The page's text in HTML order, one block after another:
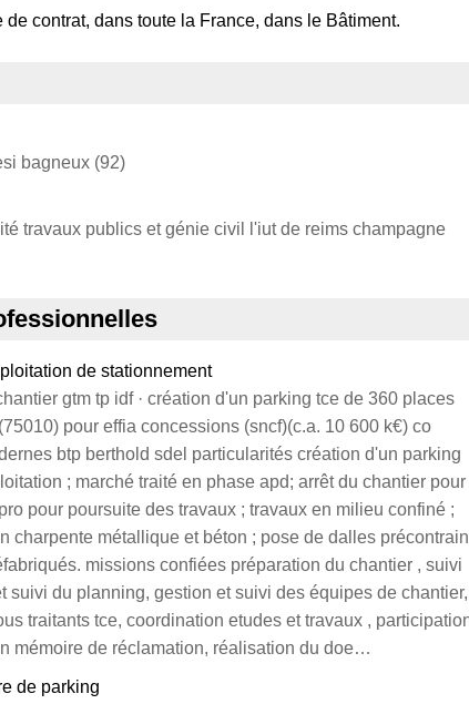
de contrat, dans toute la France, dans le Bâtiment.
bagneux (92)
travaux publics et génie civil l'iut de reims champagne
de stationnement
gtm tp idf · création d'un parking tce de 360 places
pour effia concessions (sncf)(c.a. 10 600 k€) co
btp berthold sdel particularités création d'un parking
; marché traité en phase apd; arrêt du chantier pour
pour poursuite des travaux ; travaux en milieu confiné ;
charpente métallique et béton ; pose de dalles
missions confiées préparation du chantier , suivi
suivi du planning, gestion et suivi des équipes de chantier,
traitants tce, coordination etudes et travaux ,
mémoire de réclamation, réalisation du doe…
de parking